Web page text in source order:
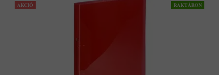
AKCIÓ RAKTÁRON